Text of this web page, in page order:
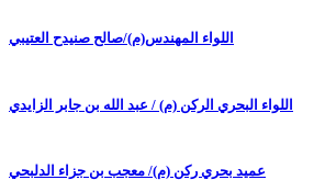
اللواء المهندس(م)/صالح صنيدح العتيبي
اللواء البحري الركن (م) / عبد الله بن جابر الزايدي
عميد بحري ركن (م)/ معجب بن جزاء الدلبحي